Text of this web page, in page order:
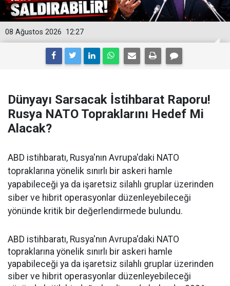
12:27
08 Ağustos 2026
Dünyayı Sarsacak İstihbarat Raporu!
Rusya NATO Topraklarını Hedef Mi
Alacak?
ABD istihbaratı, Rusya'nın Avrupa'daki NATO
topraklarına yönelik sınırlı bir askeri hamle
yapabileceği ya da işaretsiz silahlı gruplar üzerinden
siber ve hibrit operasyonlar düzenleyebileceği
yönünde kritik bir değerlendirmede bulundu.
ABD istihbaratı, Rusya'nın Avrupa'daki NATO
topraklarına yönelik sınırlı bir askeri hamle
yapabileceği ya da işaretsiz silahlı gruplar üzerinden
siber ve hibrit operasyonlar düzenleyebileceği